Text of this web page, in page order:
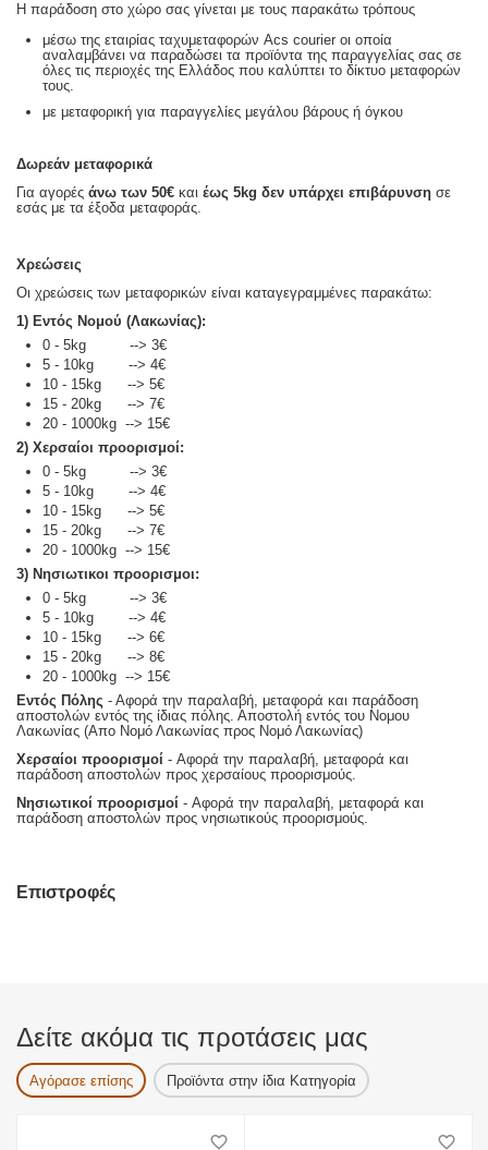
Η παράδοση στο χώρο σας γίνεται με τους παρακάτω τρόπους
μέσω της εταιρίας ταχυμεταφορών Acs courier οι οποία
αναλαμβάνει να παραδώσει τα προϊόντα της παραγγελίας σας σε
όλες τις περιοχές της Ελλάδος που καλύπτει το δίκτυο μεταφορών
τους.
με μεταφορική για παραγγελίες μεγάλου βάρους ή όγκου
Δωρεάν μεταφορικά
Για αγορέςάνω των 50€ καιέως 5kg δεν υπάρχει επιβάρυνση σε
εσάς με τα έξοδα μεταφοράς.
Χρεώσεις
Οι χρεώσεις των μεταφορικών είναι καταγεγραμμένες παρακάτω:
1) Εντός Νομού (Λακωνίας):
0 - 5kg --> 3€
5 - 10kg --> 4€
10 - 15kg --> 5€
15 - 20kg --> 7€
20 - 1000kg --> 15€
2) Χερσαίοι προορισμοί:
0 - 5kg --> 3€
5 - 10kg --> 4€
10 - 15kg --> 5€
15 - 20kg --> 7€
20 - 1000kg --> 15€
3) Νησιωτικοι προορισμοι:
0 - 5kg --> 3€
5 - 10kg --> 4€
10 - 15kg --> 6€
15 - 20kg --> 8€
20 - 1000kg --> 15€
Εντός Πόλης - Αφορά την παραλαβή, μεταφορά και παράδοση
αποστολών εντός της ίδιας πόλης. Αποστολή εντός του Νομου
Λακωνίας (Απο Νομό Λακωνίας προς Νομό Λακωνίας)
Χερσαίοι προορισμοί - Αφορά την παραλαβή, μεταφορά και
παράδοση αποστολών προς χερσαίους προορισμούς.
Νησιωτικοί προορισμοί - Αφορά την παραλαβή, μεταφορά και
παράδοση αποστολών προς νησιωτικούς προορισμούς.
Επιστροφές
Δείτε ακόμα τις προτάσεις μας
Αγόρασε επίσης Προϊόντα στην ίδια Κατηγορία